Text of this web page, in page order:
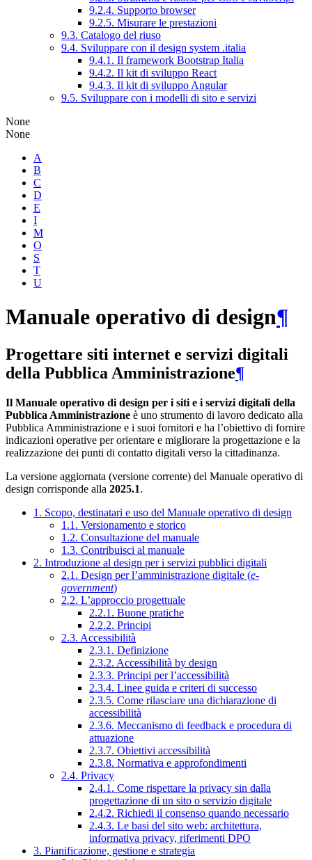
9.2.4. Supporto browser
9.2.5. Misurare le prestazioni
9.3. Catalogo del riuso
9.4. Sviluppare con il design system .italia
9.4.1. Il framework Bootstrap Italia
9.4.2. Il kit di sviluppo React
9.4.3. Il kit di sviluppo Angular
9.5. Sviluppare con i modelli di sito e servizi
None
None
A
B
C
D
E
I
M
O
S
T
U
Manuale operativo di design¶
Progettare siti internet e servizi digitali
della Pubblica Amministrazione¶
Il Manuale operativo di design per i siti e i servizi digitali della
Pubblica Amministrazione è uno strumento di lavoro dedicato alla
Pubblica Amministrazione e i suoi fornitori e ha l’obiettivo di fornire
indicazioni operative per orientare e migliorare la progettazione e la
realizzazione dei punti di contatto digitali verso la cittadinanza.
La versione aggiornata (versione corrente) del Manuale operativo di
design corrisponde alla 2025.1.
1. Scopo, destinatari e uso del Manuale operativo di design
1.1. Versionamento e storico
1.2. Consultazione del manuale
1.3. Contribuisci al manuale
2. Introduzione al design per i servizi pubblici digitali
2.1. Design per l’amministrazione digitale (e-
government)
2.2. L’approccio progettuale
2.2.1. Buone pratiche
2.2.2. Principi
2.3. Accessibilità
2.3.1. Definizione
2.3.2. Accessibilità by design
2.3.3. Principi per l’accessibilità
2.3.4. Linee guida e criteri di successo
2.3.5. Come rilasciare una dichiarazione di
accessibilità
2.3.6. Meccanismo di feedback e procedura di
attuazione
2.3.7. Obiettivi accessibilità
2.3.8. Normativa e approfondimenti
2.4. Privacy
2.4.1. Come rispettare la privacy sin dalla
progettazione di un sito o servizio digitale
2.4.2. Richiedi il consenso quando necessario
2.4.3. Le basi del sito web: architettura,
informativa privacy, riferimenti DPO
3. Pianificazione, gestione e strategia